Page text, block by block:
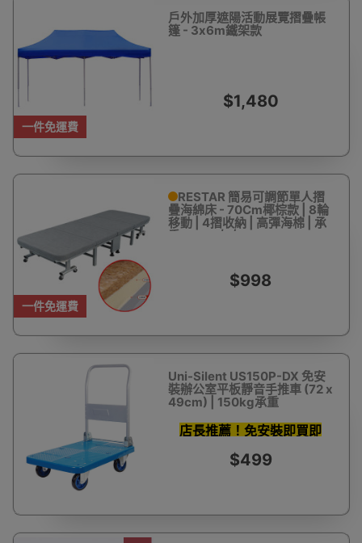
一件免運費
戶外加厚遮陽活動展覽摺疊帳
篷 - 3x6m鐵架款
$1,480
一件免運費
RESTAR 簡易可調節單人摺
疊海綿床 - 70Cm椰棕款 | 8輪
移動 | 4摺收納 | 高彈海棉 | 承
重150kg左右
$998
Uni-Silent US150P-DX 免安
裝辦公室平板靜音手推車 (72 x
49cm) | 150kg承重
店長推薦！免安裝即買即
$499